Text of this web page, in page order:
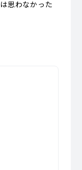
思わなかった